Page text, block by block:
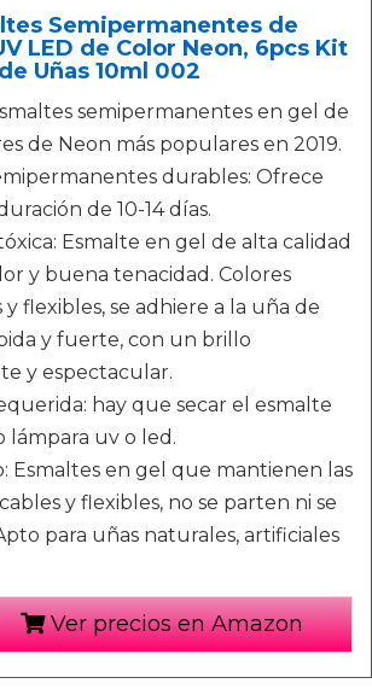
Semipermanentes de
LED de Color Neon, 6pcs Kit
Uñas 10ml 002
semipermanentes en gel de
de Neon más populares en 2019.
durables: Ofrece
de 10-14 días.
Esmalte en gel de alta calidad
y buena tenacidad. Colores
y flexibles, se adhiere a la uña de
y fuerte, con un brillo
y espectacular.
hay que secar el esmalte
lámpara uv o led.
Esmaltes en gel que mantienen las
y flexibles, no se parten ni se
para uñas naturales, artificiales
Ver precios en Amazon